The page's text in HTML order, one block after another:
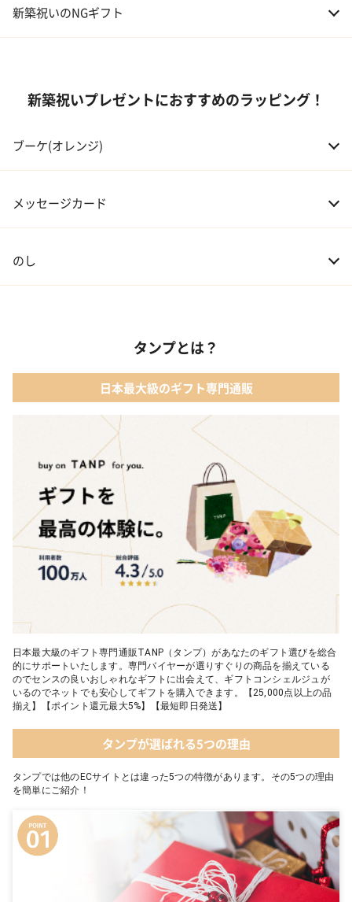
05 甥・姪 20,000～30,000円
06 孫 20,000～30,000円
新築祝いのNGギフト
新築祝いプレゼントにおすすめのラッピング！
ブーケ(オレンジ)
メッセージカード
のし
タンプとは？
日本最大級のギフト専門通販
日本最大級のギフト専門通販TANP（タンプ）があなたのギフト選びを総合
的にサポートいたします。専門バイヤーが選りすぐりの商品を揃えている
のでセンスの良いおしゃれなギフトに出会えて、ギフトコンシェルジュが
いるのでネットでも安心してギフトを購入できます。【25,000点以上の品
揃え】【ポイント還元最大5%】【最短即日発送】
タンプが選ばれる5つの理由
タンプでは他のECサイトとは違った5つの特徴があります。その5つの理由
を簡単にご紹介！